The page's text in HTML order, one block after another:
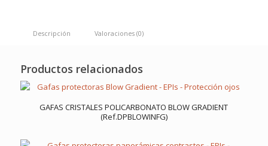
Descripción Valoraciones (0)
Productos relacionados
GAFAS CRISTALES POLICARBONATO BLOW GRADIENT
(Ref.DPBLOWINFG)